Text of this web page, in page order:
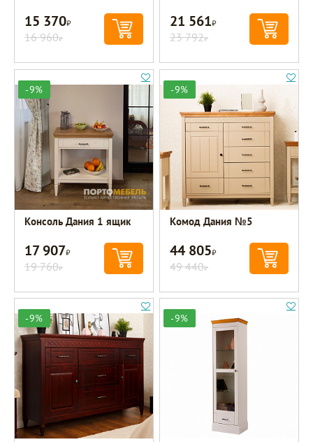
15 370Р
16 960Р
21 561Р
23 792Р
-9%
Консоль Дания 1 ящик
17 907Р
19 760Р
-9%
Комод Дания №5
44 805Р
49 440Р
-9% -9%